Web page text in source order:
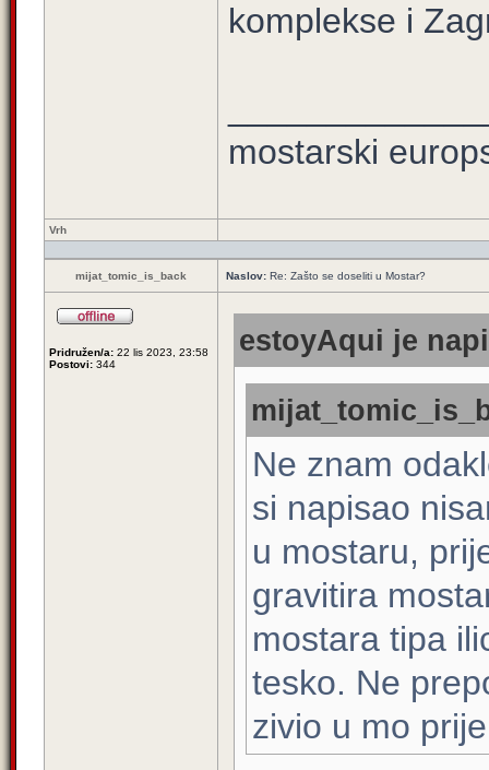
komplekse i
mostarski
Vrh
mijat_tomic_is_back Naslov: Re: Zašto se doseliti u Mostar?
Pridružen/a: 22 lis 2023, 23:58
Postovi: 344
estoyAqui je
Ne znam
si napisao
u mostaru,
gravitira
mostara tipa
tesko. Ne
zivio u mo prije